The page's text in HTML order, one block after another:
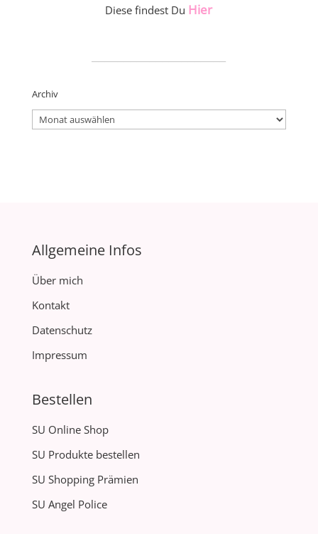
Diese findest Du Hier
Archiv
Archiv
Allgemeine Infos
Über mich
Kontakt
Datenschutz
Impressum
Bestellen
SU Online Shop
SU Produkte bestellen
SU Shopping Prämien
SU Angel Police